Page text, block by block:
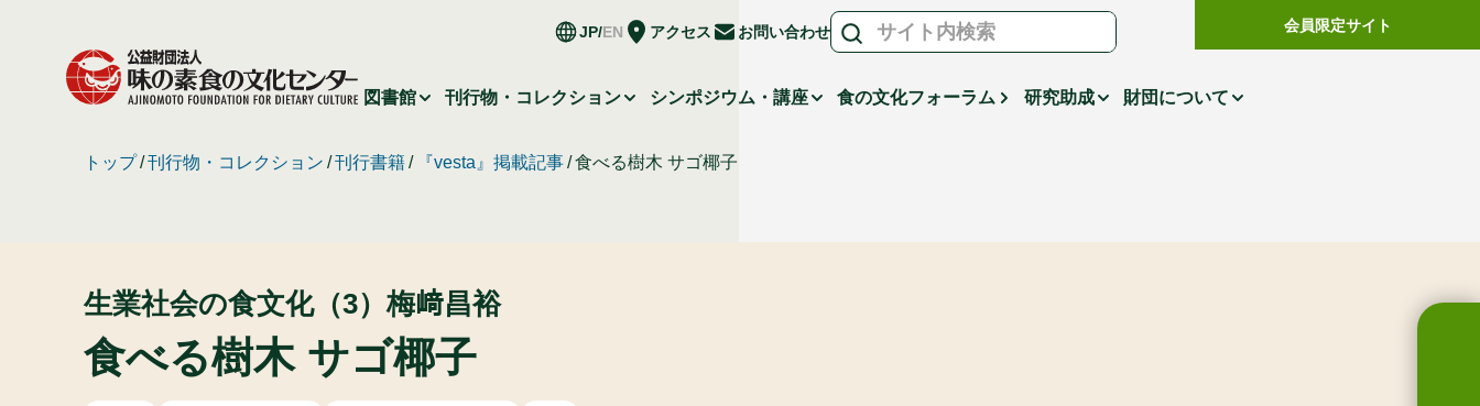
JP EN アクセス お問い合わせ
図書館 刊行物・コレクション シンポジウム・講座 食の文化フォーラム 研究助成 財団について
会員限定サイト
トップ 刊行物・コレクション 刊行書籍 『vesta』掲載記事 食べる樹木 サゴ椰子
生業社会の食文化（3）梅﨑昌裕
食べる樹木 サゴ椰子